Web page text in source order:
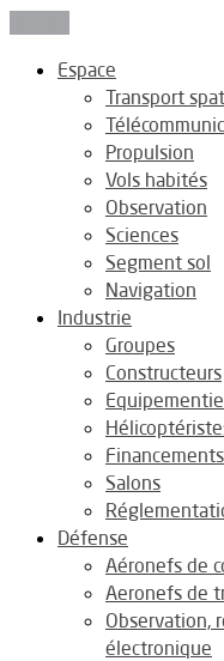
Espace
Transport
Propulsion
Vols habités
Observation
Sciences
Segment sol
Navigation
Industrie
Groupes
Constructeurs
Financements
Salons
Défense
Aéronefs de
Aeronefs de
Observation,
électronique